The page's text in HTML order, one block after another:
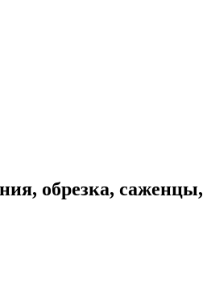
обрезка,